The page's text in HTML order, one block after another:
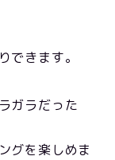
できます。
ガラだった
グを楽しめま